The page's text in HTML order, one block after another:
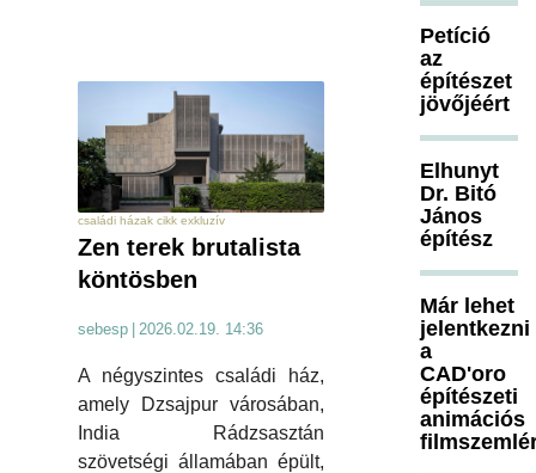
családi házak cikk exkluzív
Zen terek brutalista
köntösben
sebesp | 2026.02.19. 14:36
A négyszintes családi ház,
amely Dzsajpur városában,
India Rádzsasztán
szövetségi államában épült,
Petíció
az
építészet
jövőjéért
Elhunyt
Dr. Bitó
János
építész
Már lehet
jelentkezni
a
CAD'oro
építészeti
animációs